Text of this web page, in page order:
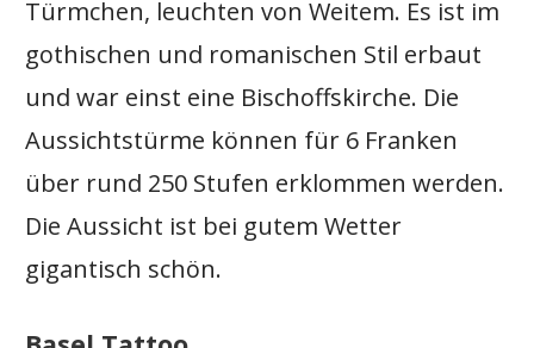
Türmchen, leuchten von Weitem. Es ist im
gothischen und romanischen Stil erbaut
und war einst eine Bischoffskirche. Die
Aussichtstürme können für 6 Franken
über rund 250 Stufen erklommen werden.
Die Aussicht ist bei gutem Wetter
gigantisch schön.